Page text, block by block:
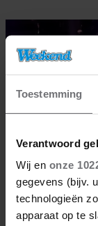
Toestemming
Verantwoord
Wij en onze
gegevens (bijv.
technologieën
apparaat op te